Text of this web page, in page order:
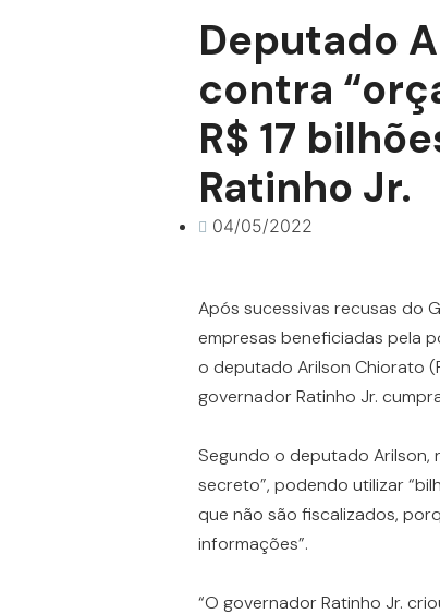
Deputado
contra
R$ 17
Ratinho Jr.
04/05/2022
Após sucessivas recusas do
empresas beneficiadas pela
o deputado Arilson Chiorato
governador Ratinho Jr.
Segundo o deputado Arilson,
secreto”, podendo utilizar
que não são fiscalizados,
informações”.
“O governador Ratinho Jr.